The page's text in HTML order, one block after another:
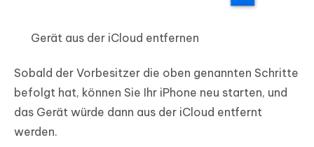
Gerät aus der iCloud entfernen
Sobald der Vorbesitzer die oben genannten Schritte
befolgt hat, können Sie Ihr iPhone neu starten, und
das Gerät würde dann aus der iCloud entfernt
werden.